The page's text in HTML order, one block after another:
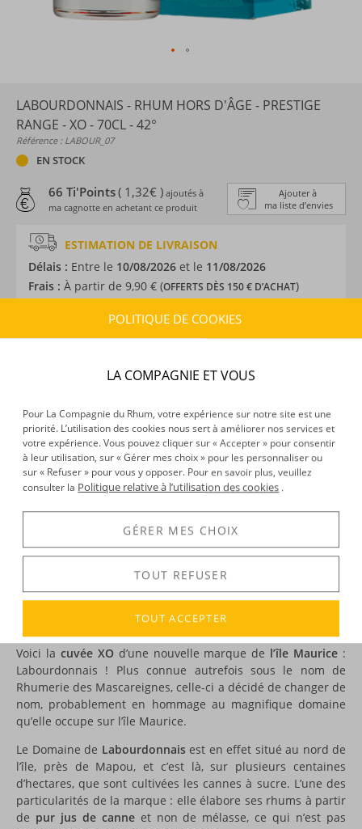
LABOURDONNAIS - RHUM HORS D'ÂGE - PRESTIGE
RANGE - XO - 70CL - 42°
Référence : LABOUR_07
EN STOCK
Ajouter à
ma liste d’envies
66 Ti'Points( 1,32€ ) ajoutés à
ma cagnotte en achetant ce produit
ESTIMATION DE LIVRAISON
Délais : Entre le 10/08/2026 et le 11/08/2026
Frais : À partir de 9,90 € (OFFERTS DÈS 150 € D’ACHAT)
CARACTÉRISTIQUES DU PRODUIT
Ile Maurice
Environnement de vieillissement :Tropical
Volume :70CL
Degré :42°
Voir tous les produits :Labourdonnais
Voici la cuvée XO d’une nouvelle marque de l’île Maurice :
Labourdonnais ! Plus connue autrefois sous le nom de
Rhumerie des Mascareignes, celle-ci a décidé de changer de
nom, probablement en hommage au magnifique domaine
qu’elle occupe sur l’île Maurice.
Le Domaine de Labourdonnais est en effet situé au nord de
l’île, près de Mapou, et c’est là, sur plusieurs centaines
d’hectares, que sont cultivées les cannes à sucre. L’une des
particularités de la marque : elle élabore ses rhums à partir
de pur jus de canneet non de mélasse, ce qui n’est pas
POLITIQUE DE COOKIES
LA COMPAGNIE ET VOUS
Pour La Compagnie du Rhum, votre expérience sur notre site est une
priorité. L’utilisation des cookies nous sert à améliorer nos services et
votre expérience. Vous pouvez cliquer sur « Accepter » pour consentir
à leur utilisation, sur « Gérer mes choix » pour les personnaliser ou
sur « Refuser » pour vous y opposer. Pour en savoir plus, veuillez
consulter la Politique relative à l’utilisation des cookies .
GÉRER MES CHOIX
TOUT REFUSER
TOUT ACCEPTER